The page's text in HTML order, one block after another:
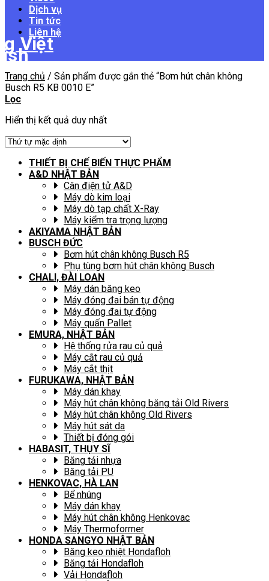
Dịch vụ
Tin tức
Liên hệ
Trang chủ / Sản phẩm được gắn thẻ “Bơm hút chân không
Busch R5 KB 0010 E”
Lọc
Hiển thị kết quả duy nhất
THIẾT BỊ CHẾ BIẾN THỰC PHẨM
A&D NHẬT BẢN
Cân điện tử A&D
Máy dò kim loại
Máy dò tạp chất X-Ray
Máy kiểm tra trọng lượng
AKIYAMA NHẬT BẢN
BUSCH ĐỨC
Bơm hút chân không Busch R5
Phụ tùng bơm hút chân không Busch
CHALI, ĐÀI LOAN
Máy dán băng keo
Máy đóng đai bán tự động
Máy đóng đai tự động
Máy quấn Pallet
EMURA, NHẬT BẢN
Hệ thống rửa rau củ quả
Máy cắt rau củ quả
Máy cắt thịt
FURUKAWA, NHẬT BẢN
Máy dán khay
Máy hút chân không băng tải Old Rivers
Máy hút chân không Old Rivers
Máy hút sát da
Thiết bị đóng gói
HABASIT, THỤY SĨ
Băng tải nhựa
Băng tải PU
HENKOVAC, HÀ LAN
Bể nhúng
Máy dán khay
Máy hút chân không Henkovac
Máy Thermoformer
HONDA SANGYO NHẬT BẢN
Băng keo nhiệt Hondafloh
Băng tải Hondafloh
Vải Hondafloh